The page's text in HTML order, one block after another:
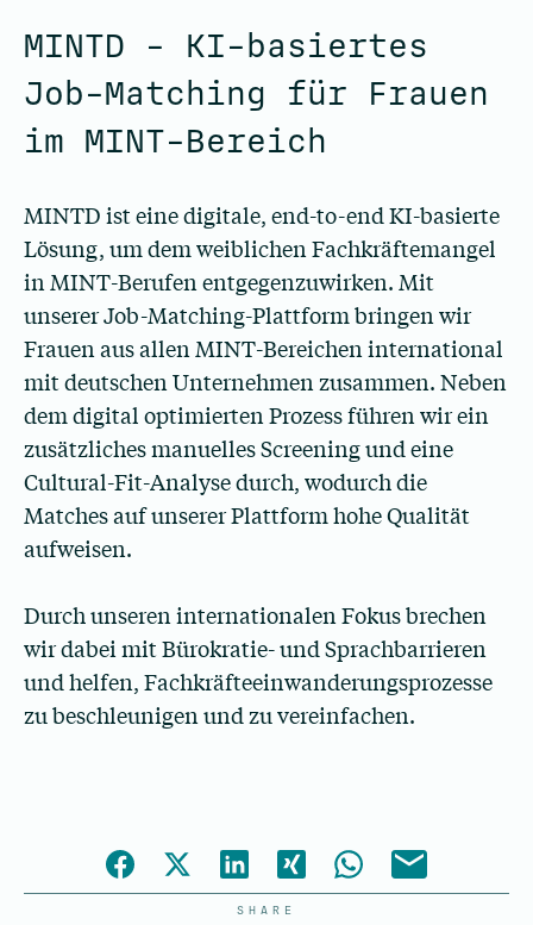
MINTD - KI-basiertes
Job-Matching für Frauen
im MINT-Bereich
MINTD ist eine digitale, end-to-end KI-basierte
Lösung, um dem weiblichen Fachkräftemangel
in MINT-Berufen entgegenzuwirken. Mit
unserer Job-Matching-Plattform bringen wir
Frauen aus allen MINT-Bereichen international
mit deutschen Unternehmen zusammen. Neben
dem digital optimierten Prozess führen wir ein
zusätzliches manuelles Screening und eine
Cultural-Fit-Analyse durch, wodurch die
Matches auf unserer Plattform hohe Qualität
aufweisen.
Durch unseren internationalen Fokus brechen
wir dabei mit Bürokratie- und Sprachbarrieren
und helfen, Fachkräfteeinwanderungsprozesse
zu beschleunigen und zu vereinfachen.
SHARE